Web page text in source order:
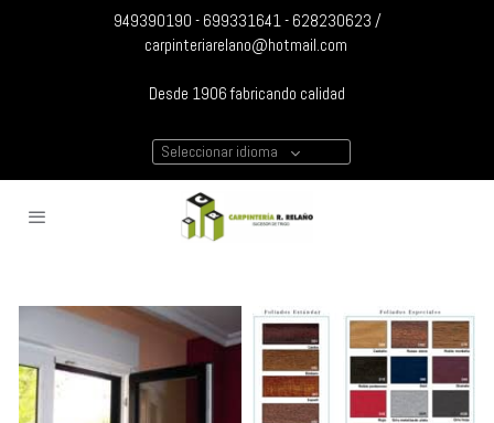
949390190 - 699331641 - 628230623 /
carpinteriarelano@hotmail.com
Desde 1906 fabricando calidad
Seleccionar idioma